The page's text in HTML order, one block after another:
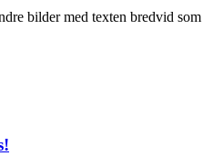
bilder med texten bredvid